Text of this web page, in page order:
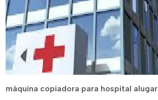
máquina copiadora para hospital alugar